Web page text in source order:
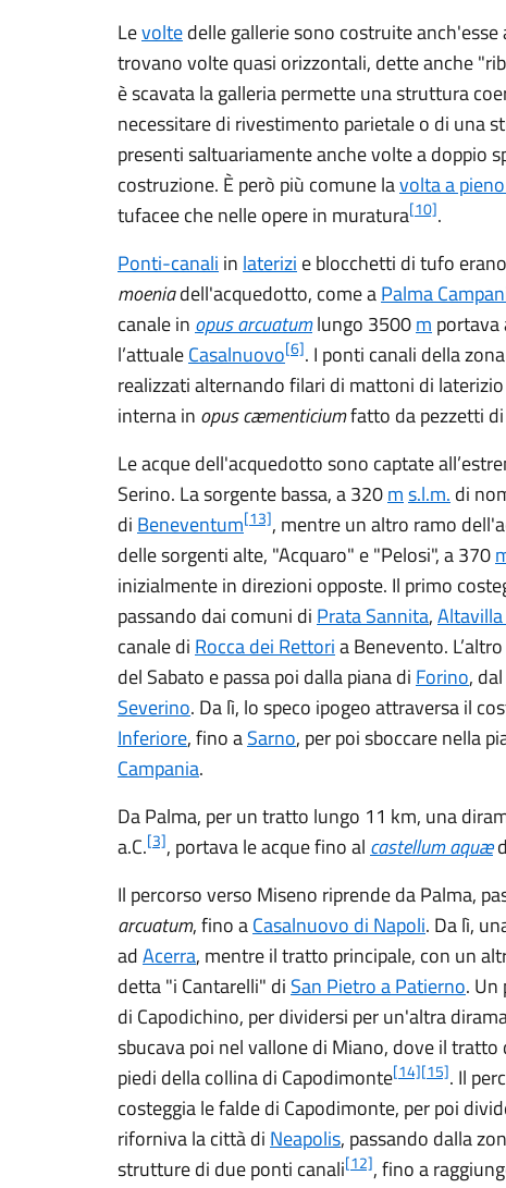
Levoltedelle gallerie sono costruite
trovano volte quasi orizzontali, dette anche
è scavata la galleria permette una struttura
necessitare di rivestimento parietale o di una
presenti saltuariamente anche volte a doppio
costruzione. È però più comune lavolta a
tufacee che nelle opere in muratura[10].
Ponti-canali in laterizi e blocchetti di tufo
moeniadell'acquedotto, come aPalma
canale in opus arcuatumlungo 3500m portava
l’attualeCasalnuovo[6]. I ponti canali della zona
realizzati alternando filari di mattoni di
interna in opus cæmenticiumfatto da pezzetti
Le acque dell'acquedotto sono captate
Serino. La sorgente bassa, a 320ms.l.m. di
di Beneventum[13], mentre un altro ramo
delle sorgenti alte, "Acquaro" e "Pelosi", a 370
inizialmente in direzioni opposte. Il primo
passando dai comuni di Prata Sannita,
canale di Rocca dei Rettoria Benevento.
del Sabato e passa poi dalla piana di Forino,
Severino. Da lì, lo speco ipogeo attraversa il
Inferiore, fino aSarno, per poi sboccare nella
Campania.
Da Palma, per un tratto lungo 11 km, una
a.C.[3], portava le acque fino al castellum aquæ
Il percorso verso Miseno riprende da Palma,
arcuatum, fino aCasalnuovo di Napoli. Da lì,
adAcerra, mentre il tratto principale, con un
detta "i Cantarelli" di San Pietro a Patierno. Un
di Capodichino, per dividersi per un'altra
sbucava poi nel vallone di Miano, dove il tratto
piedi della collina di Capodimonte[14][15]. Il
costeggia le falde di Capodimonte, per poi
riforniva la città di Neapolis, passando dalla
strutture di due ponti canali[12], fino a